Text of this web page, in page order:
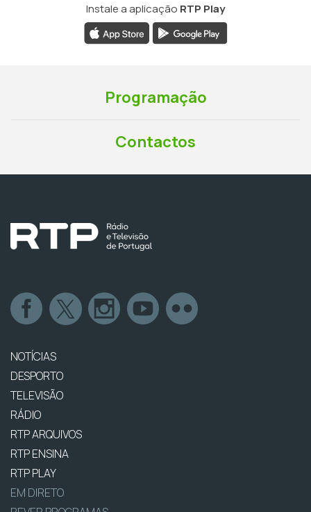
Instale a aplicação RTP Play
Programação
Contactos
NOTÍCIAS
DESPORTO
TELEVISÃO
RÁDIO
RTP ARQUIVOS
RTP ENSINA
RTP PLAY
EM DIRETO